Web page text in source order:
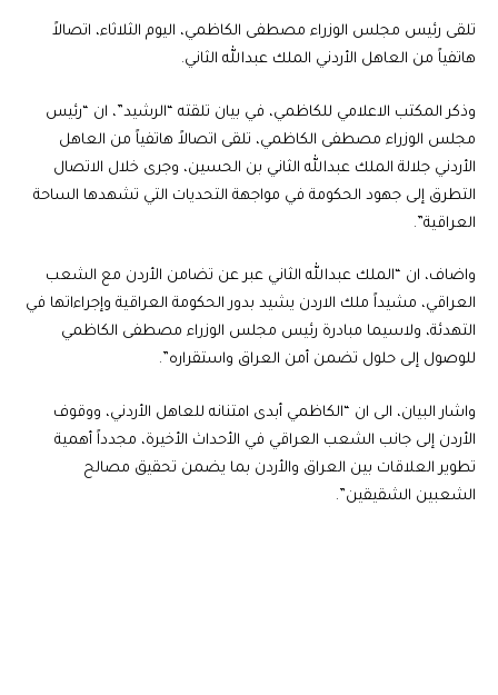
تلقى رئيس مجلس الوزراء مصطفى الكاظمي، اليوم الثلاثاء، اتصالاً
هاتفياً من العاهل الأردني الملك عبدالله الثاني.
وذكر المكتب الاعلامي للكاظمي، في بيان تلقته “الرشيد”، ان “رئيس
مجلس الوزراء مصطفى الكاظمي، تلقى اتصالاً هاتفياً من العاهل
الأردني جلالة الملك عبدالله الثاني بن الحسين، وجرى خلال الاتصال
التطرق إلى جهود الحكومة في مواجهة التحديات التي تشهدها الساحة
العراقية”.
واضاف، ان “الملك عبدالله الثاني عبر عن تضامن الأردن مع الشعب
العراقي، مشيداً ملك الاردن يشيد بدور الحكومة العراقية وإجراءاتها في
التهدئة، ولاسيما مبادرة رئيس مجلس الوزراء مصطفى الكاظمي
للوصول إلى حلول تضمن أمن العراق واستقراره”.
واشار البيان، الى ان “الكاظمي أبدى امتنانه للعاهل الأردني، ووقوف
الأردن إلى جانب الشعب العراقي في الأحداث الأخيرة، مجدداً أهمية
تطوير العلاقات بين العراق والأردن بما يضمن تحقيق مصالح
الشعبين الشقيقين”.